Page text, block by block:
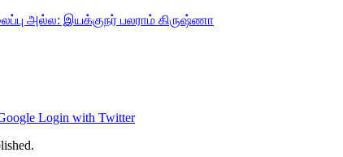
அல்ல: இயக்குநர் பலராம் கிருஷ்ணா
Login with Twitter